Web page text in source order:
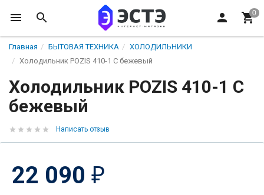
Главная БЫТОВАЯ ТЕХНИКА
ХОЛОДИЛЬНИКИ
Холодильник POZIS 410-1 C бежевый
Холодильник POZIS 410-1 C
бежевый
Написать отзыв
22 090 ₽